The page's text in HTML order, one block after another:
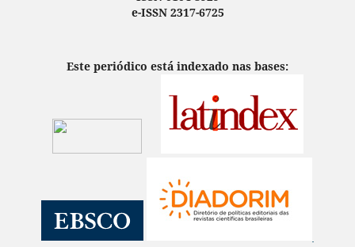
e-ISSN 2317-6725
Este periódico está indexado nas bases: